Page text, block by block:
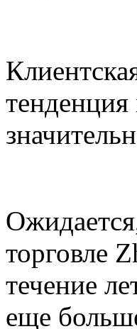
тенденция
торговле
течение
еще